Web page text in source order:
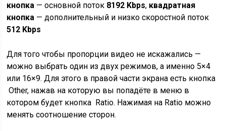
кнопка — основной поток 8192 Kbps, квадратная
кнопка — дополнительный и низко скоростной поток
512 Kbps
Для того чтобы пропорции видео не искажались —
можно выбрать один из двух режимов, а именно 5×4
или 16×9. Для этого в правой части экрана есть кнопка
Other, нажав на которую вы попадёте в меню в
котором будет кнопка Ratio. Нажимая на Ratio можно
менять соотношение сторон.